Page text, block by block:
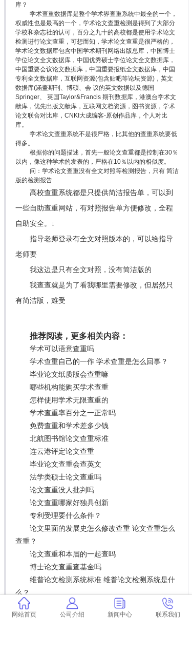
库？
学术查重数据库是整个学术界查重系统中最全的一个，
权威性也是最高的一个，学术论文查重检测是得到了大部分
学校和杂志社的认可，百分之九十的高校都是使用学术论文
检测进行论文查重，可想而知，学术论文查重是很严格的，
学术论文数据库包含中国学术期刊网络出版总库，中国博士
学位论文全文数据库，中国优秀硕士学位论文全文数据库，
中国重要会议论文数据库，中国重要报纸全文数据库，中国
专利全文数据库，互联网资源(包含贴吧等论坛资源)，英文
数据库(涵盖期刊、博硕、会 议的英文数据以及德国
Springer、 英国Taylor&Francis 期刊数据库，港澳台学术文
献库，优先出版文献库，互联网文档资源，图书资源，学术
论文联合对比库，CNKI大成编客-原创作品库，个人对比
库。
学术论文查重系统不是很严格，比其他的查重系统要低
得多。
根据你的问题描述，首先一般论文查重都是控制在30％
以内，像这种学术的发表的，严格在10％以内的相似度。
问：学术论文查重没有全文对照等检测报告，只有 简洁
版的检测报告
高校查重系统都是只提供简洁报告单，可以到
一些自助查重网站，有对照报告单方便修改，全程
自助安全。↓
指导老师登录有全文对照版本的，可以给指导
老师要
我这边是只有全文对照，没有简洁版的
我查查就是为了看我哪里需要修改，但居然只
有简洁版，难受
推荐阅读，更多相关内容：
学术可以语意查重吗
学术查重自己的一作 学术查重是怎么回事？
毕业论文纸质版会查重嘛
哪些机构能购买学术查重
怎样使用学术无限查重的
学术查重率百分之一正常吗
免费查重和学术差多少钱
北航图书馆论文查重标准
连云港评定论文查重
毕业论文查重会查英文
法学类硕士论文查重吗
论文查重没人批判吗
论文查重哪家好独具创新
专利受理要什么条件？
论文里面的发展史怎么修改查重 论文查重怎么
查重？
论文查重和本届的一起查吗
博士论文查重查基金吗
维普论文检测系统标准 维普论文检测系统是什
么？
学术查重怎么标注引用
万方检测和学术差多少钱 万方检测和学术查重
网站首页 公司介绍 新闻中心 联系我们